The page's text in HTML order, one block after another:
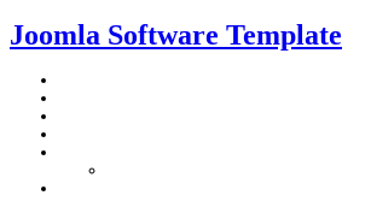
Joomla Software Template